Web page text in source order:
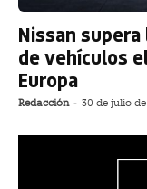
Nissan
de vehículos
Europa
Redacción - 30 de julio